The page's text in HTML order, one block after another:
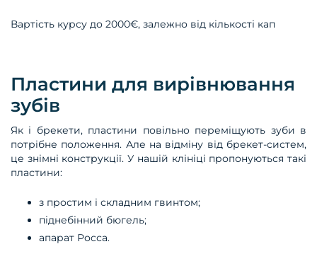
Вартість курсу до 2000€, залежно від кількості кап
Пластини для вирівнювання
зубів
Як і брекети, пластини повільно переміщують зуби в
потрібне положення. Але на відміну від брекет-систем,
це знімні конструкції. У нашій клініці пропонуються такі
пластини:
з простим і складним гвинтом;
піднебінний бюгель;
апарат Росса.